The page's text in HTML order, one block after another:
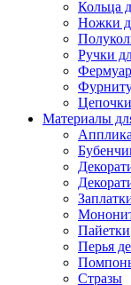
Кольца
Ножки
Ручки
Цепочки
Материалы
Пайетки
Перья
Стразы